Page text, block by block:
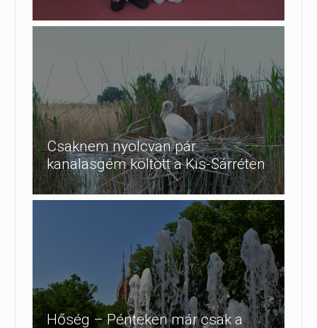
Csaknem nyolcvan pár
kanalasgém költött a Kis-Sárréten
Hőség – Pénteken már csak a